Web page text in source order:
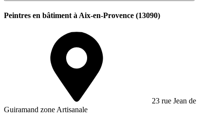
Peintres en bâtiment à Aix-en-Provence (13090)
23 rue Jean de
Guiramand zone Artisanale